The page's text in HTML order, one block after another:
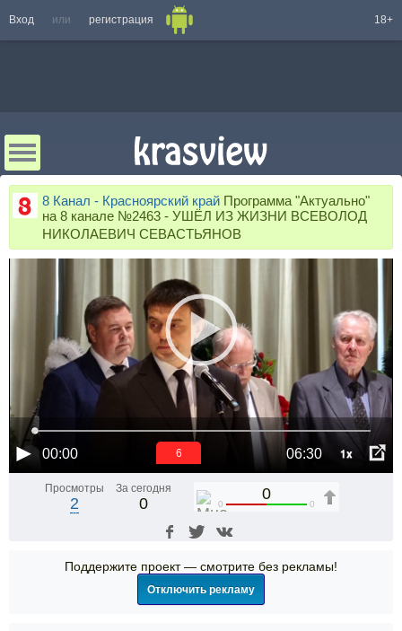
Вход или регистрация 18+
8 Канал - Красноярский край Программа "Актуально"
на 8 канале №2463 - УШЁЛ ИЗ ЖИЗНИ ВСЕВОЛОД
НИКОЛАЕВИЧ СЕВАСТЬЯНОВ
00:00 06:30 1x
5
Просмотры
2
За сегодня
0
0
0 0
Поддержите проект — смотрите без рекламы!
Отключить рекламу